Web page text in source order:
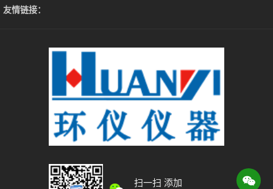
友情链接：
扫一扫 添加